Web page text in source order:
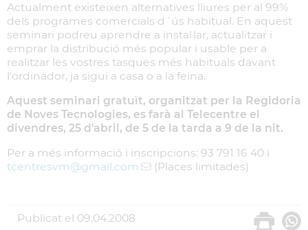
Actualment existeixen alternatives lliures per al 99%
dels programes comercials d´ús habitual. En aquest
seminari podreu aprendre a instal·lar, actualitzar i
emprar la distribució més popular i usable per a
realitzar les vostres tasques més habituals davant
l'ordinador, ja sigui a casa o a la feina.
Aquest seminari gratuït, organitzat per la Regidoria
de Noves Tecnologies, es farà al Telecentre el
divendres, 25 d'abril, de 5 de la tarda a 9 de la nit.
Per a més informació i inscripcions: 93 791 16 40 i
tcentresvm@gmail.com (Places limitades)
Publicat el 09.04.2008